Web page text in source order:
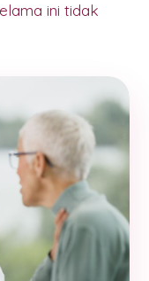
ini tidak